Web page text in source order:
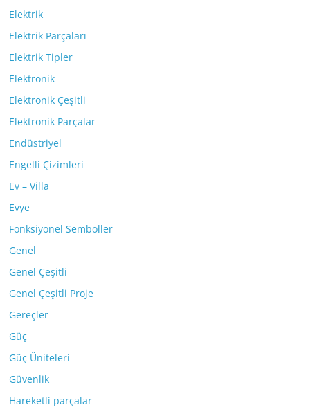
Elektrik
Elektrik Parçaları
Elektrik Tipler
Elektronik
Elektronik Çeşitli
Elektronik Parçalar
Endüstriyel
Engelli Çizimleri
Ev – Villa
Evye
Fonksiyonel Semboller
Genel
Genel Çeşitli
Genel Çeşitli Proje
Gereçler
Güç
Güç Üniteleri
Güvenlik
Hareketli parçalar